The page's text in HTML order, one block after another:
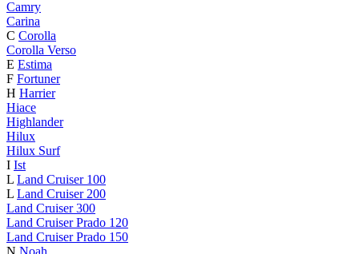
Camry
Carina
C Corolla
Corolla Verso
E Estima
F Fortuner
H Harrier
Hiace
Highlander
Hilux
Hilux Surf
I Ist
L Land Cruiser 100
L Land Cruiser 200
Land Cruiser 300
Land Cruiser Prado 120
Land Cruiser Prado 150
N Noah